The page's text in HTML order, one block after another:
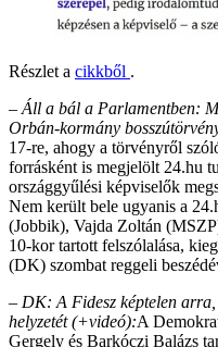
Részlet a cikkből .
– Áll a bál a Parlamentben:
Orbán-kormány
17-re, ahogy a törvényről
forrásként is megjelölt 24.hu
országgyűlési képviselők
Nem került bele ugyanis a
(Jobbik), Vajda Zoltán
10-kor tartott felszólalása,
(DK) szombat reggeli
– DK: A Fidesz képtelen
helyzetét (+videó):A
Gergely és Barkóczi Balázs